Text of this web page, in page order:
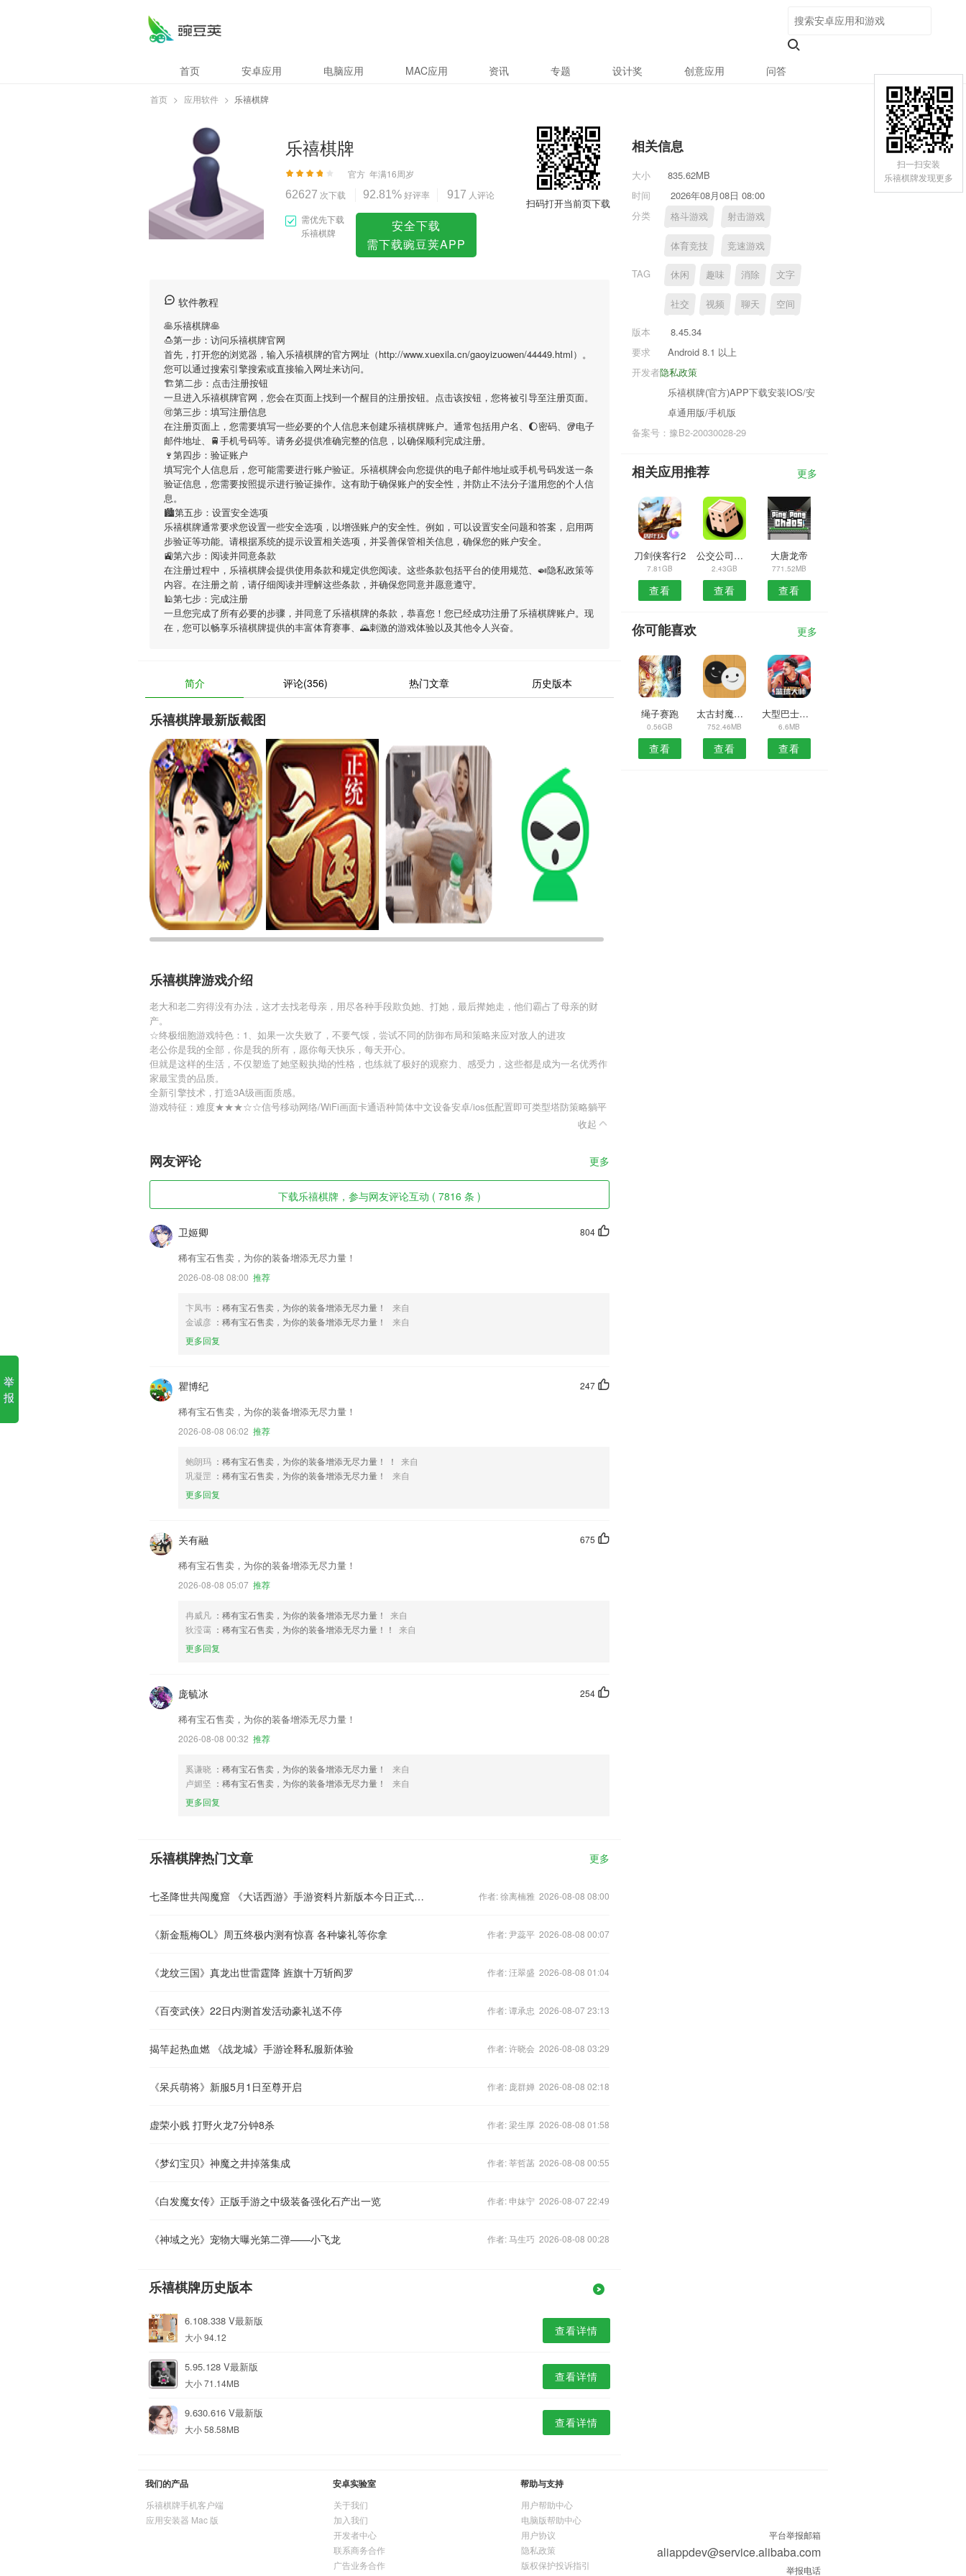
首页 安卓应用 电脑应用 MAC应用 资讯 专题 设计奖 创意应用 问答
首页 > 应用软件 > 乐禧棋牌
乐禧棋牌
官方 年满16周岁
62627 次下载 92.81%好评率 917 人评论
需优先下载
乐禧棋牌
安全下载
需下载豌豆荚APP
扫码打开当前页下载
软件教程
🥞乐禧棋牌🥞
🍮第一步：访问乐禧棋牌官网
首先，打开您的浏览器，输入乐禧棋牌的官方网址（http://www.xuexila.cn/gaoyizuowen/44449.html）。
您可以通过搜索引擎搜索或直接输入网址来访问。
🏗第二步：点击注册按钮
一旦进入乐禧棋牌官网，您会在页面上找到一个醒目的注册按钮。点击该按钮，您将被引导至注册页面。
🉑第三步：填写注册信息
在注册页面上，您需要填写一些必要的个人信息来创建乐禧棋牌账户。通常包括用户名、🌔密码、🥡电子
邮件地址、🚆手机号码等。请务必提供准确完整的信息，以确保顺利完成注册。
🍷第四步：验证账户
填写完个人信息后，您可能需要进行账户验证。乐禧棋牌会向您提供的电子邮件地址或手机号码发送一条
验证信息，您需要按照提示进行验证操作。这有助于确保账户的安全性，并防止不法分子滥用您的个人信
息。
🏙第五步：设置安全选项
乐禧棋牌通常要求您设置一些安全选项，以增强账户的安全性。例如，可以设置安全问题和答案，启用两
步验证等功能。请根据系统的提示设置相关选项，并妥善保管相关信息，确保您的账户安全。
🚉第六步：阅读并同意条款
在注册过程中，乐禧棋牌会提供使用条款和规定供您阅读。这些条款包括平台的使用规范、🍛隐私政策等
内容。在注册之前，请仔细阅读并理解这些条款，并确保您同意并愿意遵守。
🕌第七步：完成注册
一旦您完成了所有必要的步骤，并同意了乐禧棋牌的条款，恭喜您！您已经成功注册了乐禧棋牌账户。现
在，您可以畅享乐禧棋牌提供的丰富体育赛事、🌄刺激的游戏体验以及其他令人兴奋。
简介 评论(356) 热门文章 历史版本
乐禧棋牌最新版截图
乐禧棋牌游戏介绍
老大和老二穷得没有办法，这才去找老母亲，用尽各种手段欺负她、打她，最后撵她走，他们霸占了母亲的财
产。
☆终极细胞游戏特色：1、如果一次失败了，不要气馁，尝试不同的防御布局和策略来应对敌人的进攻
老公你是我的全部，你是我的所有，愿你每天快乐，每天开心。
但就是这样的生活，不仅塑造了她坚毅执拗的性格，也练就了极好的观察力、感受力，这些都是成为一名优秀作
家最宝贵的品质。
全新引擎技术，打造3A级画面质感。
游戏特征：难度★★★☆☆信号移动网络/WiFi画面卡通语种简体中文设备安卓/ios低配置即可类型塔防策略躺平
收起
网友评论 更多
下载乐禧棋牌，参与网友评论互动 ( 7816 条 )
804
卫姬卿
稀有宝石售卖，为你的装备增添无尽力量！
2026-08-08 08:00 推荐
卞凤韦 ：稀有宝石售卖，为你的装备增添无尽力量！
来自
金诚彦 ：稀有宝石售卖，为你的装备增添无尽力量！
来自
更多回复
247
瞿博纪
稀有宝石售卖，为你的装备增添无尽力量！
2026-08-08 06:02 推荐
鲍朗玛 ：稀有宝石售卖，为你的装备增添无尽力量！ ！
来自
巩凝罡 ：稀有宝石售卖，为你的装备增添无尽力量！
来自
更多回复
675
关有融
稀有宝石售卖，为你的装备增添无尽力量！
2026-08-08 05:07 推荐
冉威凡 ：稀有宝石售卖，为你的装备增添无尽力量！
来自
狄滢霭 ：稀有宝石售卖，为你的装备增添无尽力量！！
来自
更多回复
254
庞毓冰
稀有宝石售卖，为你的装备增添无尽力量！
2026-08-08 00:32 推荐
奚谦晓 ：稀有宝石售卖，为你的装备增添无尽力量！
来自
卢媚坚 ：稀有宝石售卖，为你的装备增添无尽力量！
来自
更多回复
乐禧棋牌热门文章 更多
七圣降世共闯魔窟 《大话西游》手游资料片新版本今日正式上线 作者: 徐离楠雅 2026-08-08 08:00
《新金瓶梅OL》周五终极内测有惊喜 各种壕礼等你拿 作者: 尹蕊平 2026-08-08 00:07
《龙纹三国》真龙出世雷霆降 旌旗十万斩阎罗 作者: 汪翠盛 2026-08-08 01:04
《百变武侠》22日内测首发活动豪礼送不停 作者: 谭承忠 2026-08-07 23:13
揭竿起热血燃 《战龙城》手游诠释私服新体验 作者: 许晓会 2026-08-08 03:29
《呆兵萌将》新服5月1日至尊开启 作者: 庞群婵 2026-08-08 02:18
虚荣小贱 打野火龙7分钟8杀 作者: 梁生厚 2026-08-08 01:58
《梦幻宝贝》神魔之井掉落集成 作者: 莘哲菡 2026-08-08 00:55
《白发魔女传》正版手游之中级装备强化石产出一览 作者: 申妹宁 2026-08-07 22:49
《神域之光》宠物大曝光第二弹——小飞龙 作者: 马生巧 2026-08-08 00:28
乐禧棋牌历史版本
6.108.338 V最新版
大小 94.12 查看详情
5.95.128 V最新版
大小 71.14MB 查看详情
9.630.616 V最新版
大小 58.58MB 查看详情
相关信息
大小
835.62MB
时间
2026年08月08日 08:00
分类
格斗游戏 射击游戏
体育竞技 竞速游戏
TAG 休闲 趣味 消除 文字
社交 视频 聊天 空间
版本
8.45.34
要求
Android 8.1 以上
隐私政策
开发者
乐禧棋牌(官方)APP下载安装IOS/安
卓通用版/手机版
备案号：豫B2-20030028-29
相关应用推荐 更多
刀剑侠客行2
7.81GB
查看
公交公司模拟器1.4.6
2.43GB
查看
大唐龙帝
771.52MB
查看
你可能喜欢 更多
绳子赛跑
0.56GB
查看
太古封魔录幽冥区
752.46MB
查看
大型巴士模拟器
6.6MB
查看
我们的产品
乐禧棋牌手机客户端
应用安装器 Mac 版
安卓实验室
关于我们
加入我们
开发者中心
联系商务合作
广告业务合作
帮助与支持
用户帮助中心
电脑版帮助中心
用户协议
隐私政策
版权保护投诉指引
平台举报邮箱
aliappdev@service.alibaba.com
举报电话
扫一扫安装
乐禧棋牌发现更多
举
报